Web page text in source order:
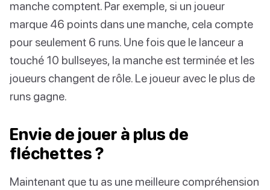
manche comptent. Par exemple, si un joueur
marque 46 points dans une manche, cela compte
pour seulement 6 runs. Une fois que le lanceur a
touché 10 bullseyes, la manche est terminée et les
joueurs changent de rôle. Le joueur avec le plus de
runs gagne.
Envie de jouer à plus de
fléchettes ?
Maintenant que tu as une meilleure compréhension